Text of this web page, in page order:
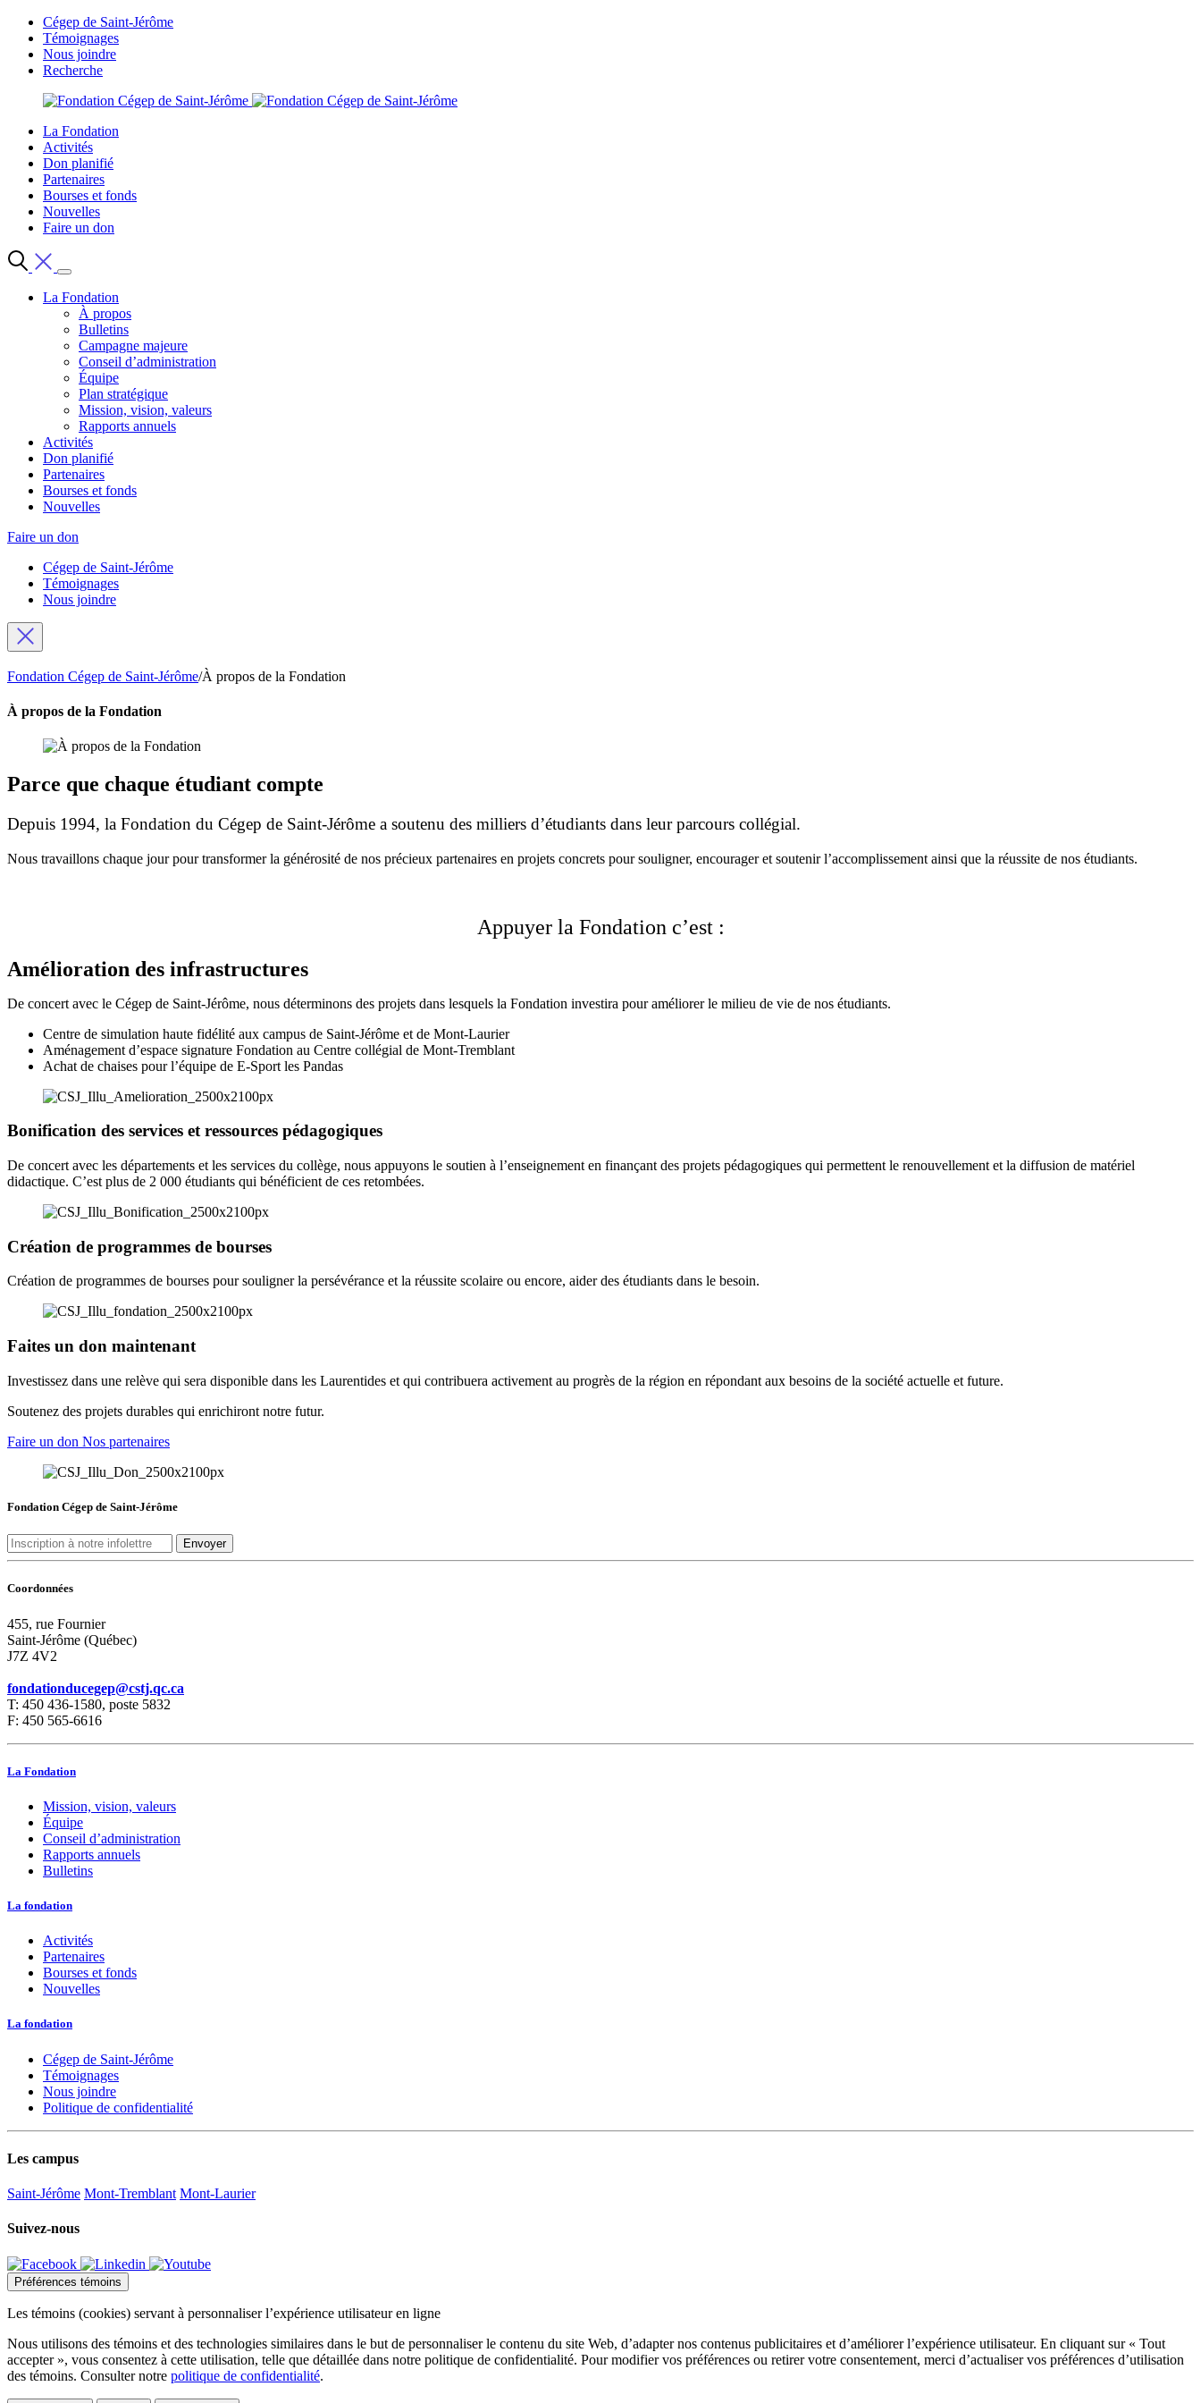
Cégep de Saint-Jérôme
Témoignages
Nous joindre
Recherche
La Fondation
Activités
Don planifié
Partenaires
Bourses et fonds
Nouvelles
Faire un don
La Fondation
À propos
Bulletins
Campagne majeure
Conseil d’administration
Équipe
Plan stratégique
Mission, vision, valeurs
Rapports annuels
Activités
Don planifié
Partenaires
Bourses et fonds
Nouvelles
Faire un don
Cégep de Saint-Jérôme
Témoignages
Nous joindre
Fondation Cégep de Saint-Jérôme/À propos de la Fondation
À propos de la Fondation
Parce que chaque étudiant compte
Depuis 1994, la Fondation du Cégep de Saint-Jérôme a soutenu des milliers d’étudiants dans leur parcours collégial.
Nous travaillons chaque jour pour transformer la générosité de nos précieux partenaires en projets concrets pour souligner, encourager et soutenir l’accomplissement ainsi que la réussite de nos étudiants.
Appuyer la Fondation c’est :
Amélioration des infrastructures
De concert avec le Cégep de Saint-Jérôme, nous déterminons des projets dans lesquels la Fondation investira pour améliorer le milieu de vie de nos étudiants.
Centre de simulation haute fidélité aux campus de Saint-Jérôme et de Mont-Laurier
Aménagement d’espace signature Fondation au Centre collégial de Mont-Tremblant
Achat de chaises pour l’équipe de E-Sport les Pandas
Bonification des services et ressources pédagogiques
De concert avec les départements et les services du collège, nous appuyons le soutien à l’enseignement en finançant des projets pédagogiques qui permettent le renouvellement et la diffusion de matériel
didactique. C’est plus de 2 000 étudiants qui bénéficient de ces retombées.
Création de programmes de bourses
Création de programmes de bourses pour souligner la persévérance et la réussite scolaire ou encore, aider des étudiants dans le besoin.
Faites un don maintenant
Investissez dans une relève qui sera disponible dans les Laurentides et qui contribuera activement au progrès de la région en répondant aux besoins de la société actuelle et future.
Soutenez des projets durables qui enrichiront notre futur.
Faire un don Nos partenaires
Fondation Cégep de Saint-Jérôme
Envoyer
Coordonnées
455, rue Fournier
Saint-Jérôme (Québec)
J7Z 4V2
fondationducegep@cstj.qc.ca
T: 450 436-1580, poste 5832
F: 450 565-6616
La Fondation
Mission, vision, valeurs
Équipe
Conseil d’administration
Rapports annuels
Bulletins
La fondation
Activités
Partenaires
Bourses et fonds
Nouvelles
La fondation
Cégep de Saint-Jérôme
Témoignages
Nous joindre
Politique de confidentialité
Les campus
Saint-Jérôme Mont-Tremblant Mont-Laurier
Suivez-nous
Préférences témoins
Les témoins (cookies) servant à personnaliser l’expérience utilisateur en ligne
Nous utilisons des témoins et des technologies similaires dans le but de personnaliser le contenu du site Web, d’adapter nos contenus publicitaires et d’améliorer l’expérience utilisateur. En cliquant sur « Tout
accepter », vous consentez à cette utilisation, telle que détaillée dans notre politique de confidentialité. Pour modifier vos préférences ou retirer votre consentement, merci d’actualiser vos préférences d’utilisation
des témoins. Consulter notre politique de confidentialité.